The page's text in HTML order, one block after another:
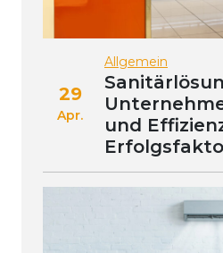
29
Apr.
Allgemein
und